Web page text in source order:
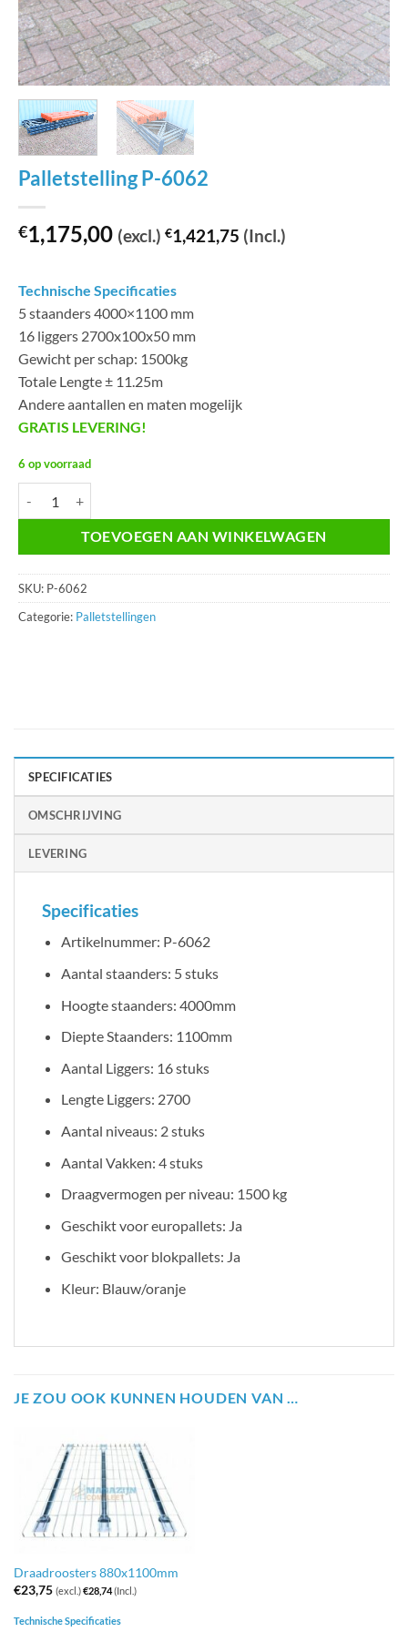
Palletstelling P-6062
€1,175,00 (excl.) €1,421,75 (Incl.)
Technische Specificaties
5 staanders 4000×1100 mm
16 liggers 2700x100x50 mm
Gewicht per schap: 1500kg
Totale Lengte ± 11.25m
Andere aantallen en maten mogelijk
GRATIS LEVERING!
6 op voorraad
TOEVOEGEN AAN WINKELWAGEN
SKU: P-6062
Categorie: Palletstellingen
SPECIFICATIES
OMSCHRIJVING
LEVERING
Specificaties
Artikelnummer: P-6062
Aantal staanders: 5 stuks
Hoogte staanders: 4000mm
Diepte Staanders: 1100mm
Aantal Liggers: 16 stuks
Lengte Liggers: 2700
Aantal niveaus: 2 stuks
Aantal Vakken: 4 stuks
Draagvermogen per niveau: 1500 kg
Geschikt voor europallets: Ja
Geschikt voor blokpallets: Ja
Kleur: Blauw/oranje
JE ZOU OOK KUNNEN HOUDEN VAN …
Draadroosters 880x1100mm
€23,75 (excl.)€28,74(Incl.)
Technische Specificaties